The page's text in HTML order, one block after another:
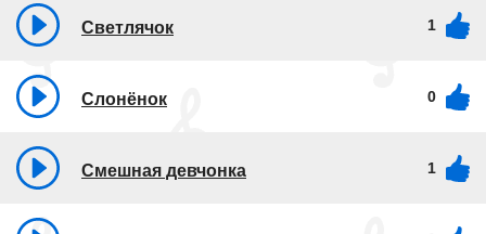
Светлячок 1
Слонёнок 0
Смешная девчонка 1